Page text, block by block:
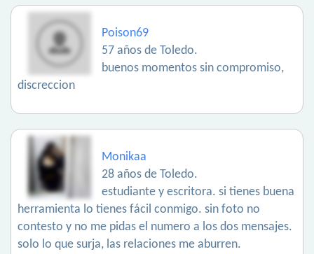
Poison69
57 años de Toledo.
buenos momentos sin compromiso,
discreccion
Monikaa
28 años de Toledo.
estudiante y escritora. si tienes buena
herramienta lo tienes fácil conmigo. sin foto no
contesto y no me pidas el numero a los dos mensajes.
solo lo que surja, las relaciones me aburren.